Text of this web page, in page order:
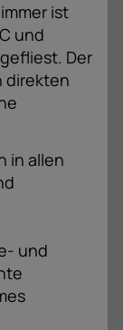
ist
und
Der
direkten
in allen
und